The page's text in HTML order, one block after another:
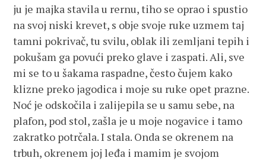
ju je majka stavila u rernu, tiho se oprao i spustio
na svoj niski krevet, s obje svoje ruke uzmem taj
tamni pokrivač, tu svilu, oblak ili zemljani tepih i
pokušam ga povući preko glave i zaspati. Ali, sve
mi se to u šakama raspadne, često čujem kako
klizne preko jagodica i moje su ruke opet prazne.
Noć je odskočila i zalijepila se u samu sebe, na
plafon, pod stol, zašla je u moje nogavice i tamo
zakratko potrčala. I stala. Onda se okrenem na
trbuh, okrenem joj leđa i mamim je svojom